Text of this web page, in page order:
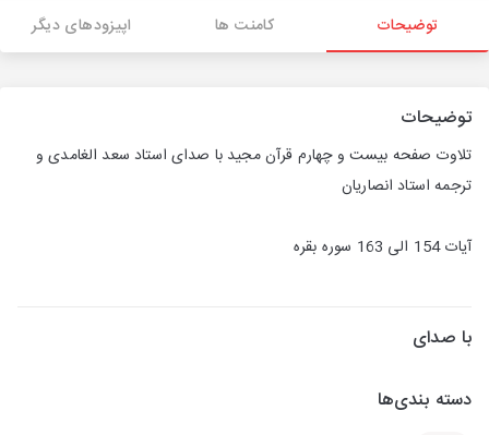
توضیحات کامنت ها اپیزودهای دیگر
توضیحات
تلاوت صفحه بیست و چهارم قرآن مجید با صدای استاد سعد الغامدی و
ترجمه استاد انصاریان
آیات 154 الی 163 سوره بقره
با صدای
دسته بندی‌ها